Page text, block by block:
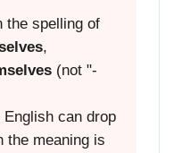
spelling of
,
(not "-
can drop
the meaning is